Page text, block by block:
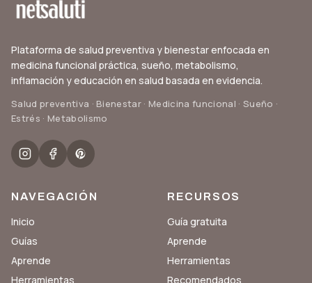
Plataforma de salud preventiva y bienestar enfocada en
medicina funcional práctica, sueño, metabolismo,
inflamación y educación en salud basada en evidencia.
Salud preventiva · Bienestar · Medicina funcional · Sueño ·
Estrés · Metabolismo
NAVEGACIÓN
Inicio
Guías
Aprende
Herramientas
RECURSOS
Guía gratuita
Aprende
Herramientas
Recomendados